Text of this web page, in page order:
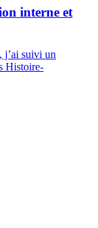
interne et
j’ai suivi un
Histoire-